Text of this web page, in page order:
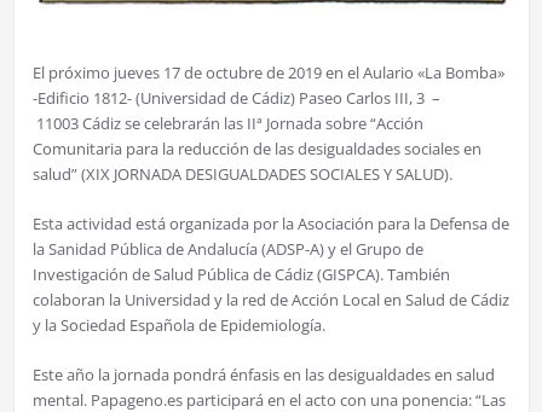
El próximo jueves 17 de octubre de 2019 en el Aulario «La Bomba»
-Edificio 1812- (Universidad de Cádiz) Paseo Carlos III, 3 –
11003 Cádiz se celebrarán las IIª Jornada sobre “Acción
Comunitaria para la reducción de las desigualdades sociales en
salud” (XIX JORNADA DESIGUALDADES SOCIALES Y SALUD).
Esta actividad está organizada por la Asociación para la Defensa de
la Sanidad Pública de Andalucía (ADSP-A) y el Grupo de
Investigación de Salud Pública de Cádiz (GISPCA). También
colaboran la Universidad y la red de Acción Local en Salud de Cádiz
y la Sociedad Española de Epidemiología.
Este año la jornada pondrá énfasis en las desigualdades en salud
mental. Papageno.es participará en el acto con una ponencia: “Las